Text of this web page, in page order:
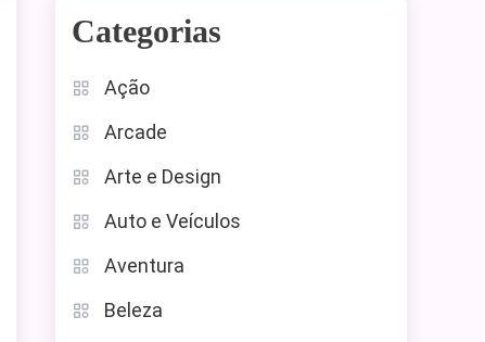
Categorias
Ação
Arcade
Arte e Design
Auto e Veículos
Aventura
Beleza